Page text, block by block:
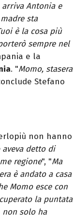
Antonia e
sta
è la cosa più
sempre nel
e la
. "Momo, stasera
Stefano
non hanno
aveva detto di
regione", "Ma
è andato a casa
Momo esce con
la puntata
non solo ha